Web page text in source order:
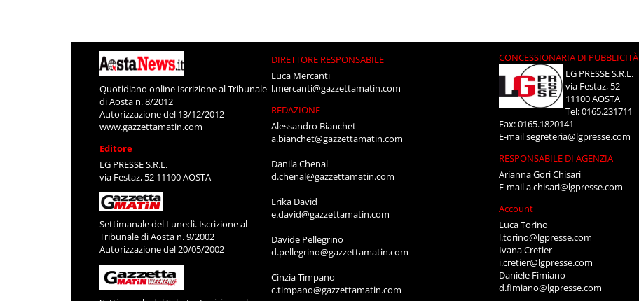
Quotidiano online Iscrizione al Tribunale
di Aosta n. 8/2012
Autorizzazione del 13/12/2012
www.gazzettamatin.com
Editore
LG PRESSE S.R.L.
via Festaz, 52 11100 AOSTA
Settimanale del Lunedì. Iscrizione al
Tribunale di Aosta n. 9/2002
Autorizzazione del 20/05/2002
DIRETTORE RESPONSABILE
Luca Mercanti
l.mercanti@gazzettamatin.com
REDAZIONE
Alessandro Bianchet
a.bianchet@gazzettamatin.com
Danila Chenal
d.chenal@gazzettamatin.com
Erika David
e.david@gazzettamatin.com
Davide Pellegrino
d.pellegrino@gazzettamatin.com
Cinzia Timpano
c.timpano@gazzettamatin.com
CONCESSIONARIA DI PUBBLICITÀ
LG PRESSE S.R.L.
via Festaz, 52
11100 AOSTA
Tel: 0165.231711
Fax: 0165.1820141
E-mailsegreteria@lgpresse.com
RESPONSABILE DI AGENZIA
Arianna Gori Chisari
E-maila.chisari@lgpresse.com
Account
Luca Torino
l.torino@lgpresse.com
Ivana Cretier
i.cretier@lgpresse.com
Daniele Fimiano
d.fimiano@lgpresse.com